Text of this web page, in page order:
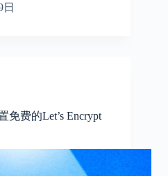
免费的Let’s Encrypt